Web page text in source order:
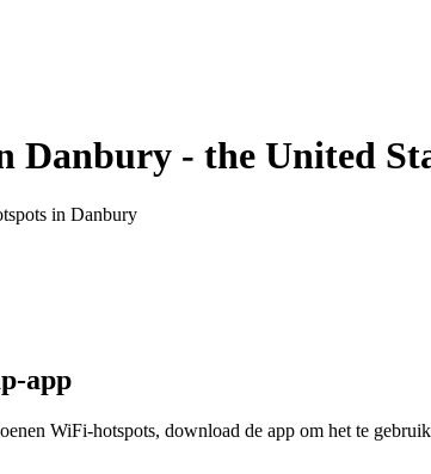
Danbury - the United
in Danbury
app
WiFi-hotspots, download de app om het te